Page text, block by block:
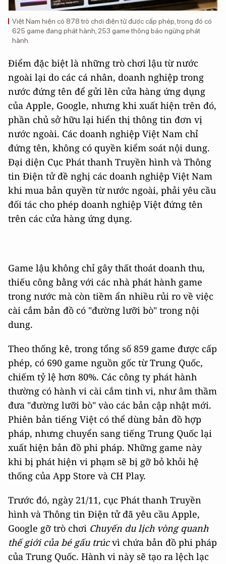
Việt Nam hiện có 878 trò chơi điện tử được cấp phép, trong đó có
625 game đang phát hành, 253 game thông báo ngừng phát
hành.
Điểm đặc biệt là những trò chơi lậu từ nước
ngoài lại do các cá nhân, doanh nghiệp trong
nước đứng tên để gửi lên cửa hàng ứng dụng
của Apple, Google, nhưng khi xuất hiện trên đó,
phần chủ sở hữu lại hiển thị thông tin đơn vị
nước ngoài. Các doanh nghiệp Việt Nam chỉ
đứng tên, không có quyền kiểm soát nội dung.
Đại diện Cục Phát thanh Truyền hình và Thông
tin Điện tử đề nghị các doanh nghiệp Việt Nam
khi mua bản quyền từ nước ngoài, phải yêu cầu
đối tác cho phép doanh nghiệp Việt đứng tên
trên các cửa hàng ứng dụng.
Game lậu không chỉ gây thất thoát doanh thu,
thiếu công bằng với các nhà phát hành game
trong nước mà còn tiềm ẩn nhiều rủi ro về việc
cài cắm bản đồ có "đường lưỡi bò" trong nội
dung.
Theo thống kê, trong tổng số 859 game được cấp
phép, có 690 game nguồn gốc từ Trung Quốc,
chiếm tỷ lệ hơn 80%. Các công ty phát hành
thường có hành vi cài cắm tinh vi, như âm thầm
đưa "đường lưỡi bò" vào các bản cập nhật mới.
Phiên bản tiếng Việt có thể dùng bản đồ hợp
pháp, nhưng chuyển sang tiếng Trung Quốc lại
xuất hiện bản đồ phi pháp. Những game này
khi bị phát hiện vi phạm sẽ bị gỡ bỏ khỏi hệ
thống của App Store và CH Play.
Trước đó, ngày 21/11, cục Phát thanh Truyền
hình và Thông tin Điện tử đã yêu cầu Apple,
Google gỡ trò chơi Chuyến du lịch vòng quanh
thế giới của bé gấu trúcvì chứa bản đồ phi pháp
của Trung Quốc. Hành vi này sẽ tạo ra lệch lạc